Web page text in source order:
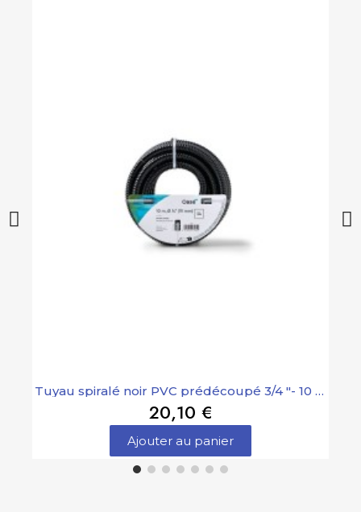
Tuyau spiralé noir PVC prédécoupé 3/4 "- 10 m Oase
20,10 €
Ajouter au panier